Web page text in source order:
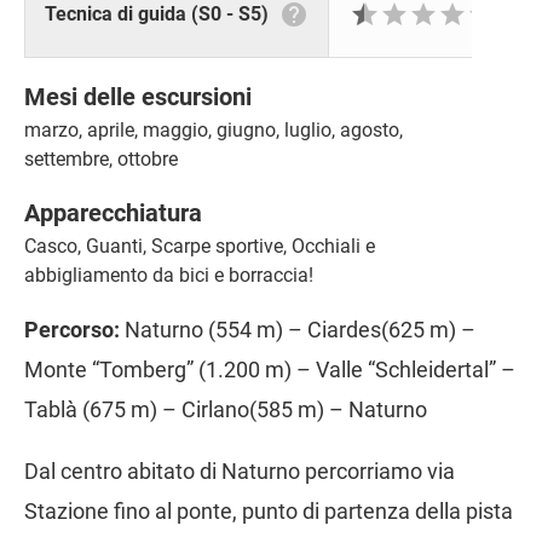
Tecnica di guida (S0 - S5)  

Mesi delle escursioni
marzo, aprile, maggio, giugno, luglio, agosto,
settembre, ottobre
Apparecchiatura
Casco, Guanti, Scarpe sportive, Occhiali e
abbigliamento da bici e borraccia!
Percorso: Naturno (554 m) – Ciardes(625 m) –
Monte “Tomberg” (1.200 m) – Valle “Schleidertal” –
Tablà (675 m) – Cirlano(585 m) – Naturno
Dal centro abitato di Naturno percorriamo via
Stazione fino al ponte, punto di partenza della pista